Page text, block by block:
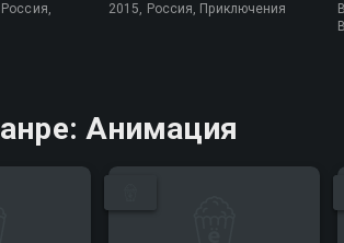
2015, Россия, Приключения
Анимация